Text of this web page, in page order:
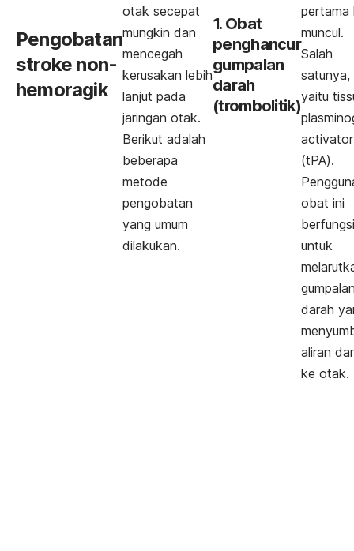
Pengobatan
stroke non-
hemoragik
otak secepat
mungkin dan
mencegah
kerusakan lebih
lanjut pada
jaringan otak.
Berikut adalah
beberapa
metode
pengobatan
yang umum
dilakukan.
1. Obat
penghancur
gumpalan
darah
(trombolitik)
pertama
muncul.
Salah
satunya,
yaitu
activator
(tPA).
obat ini
untuk
darah
aliran
ke otak.